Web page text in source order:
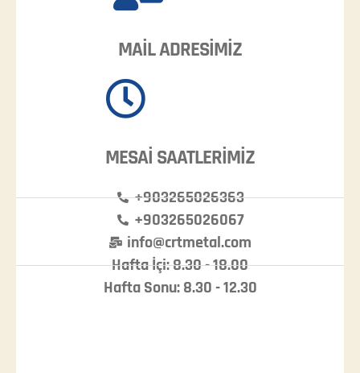
MAİL ADRESİMİZ
MESAİ SAATLERİMİZ
+903265026363
+903265026067
info@crtmetal.com
Hafta İçi: 8.30 - 18.00
Hafta Sonu: 8.30 - 12.30